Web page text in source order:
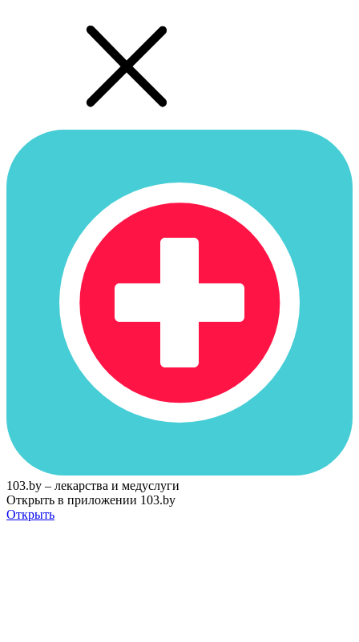
103.by – лекарства и медуслуги
Открыть в приложении 103.by
Открыть